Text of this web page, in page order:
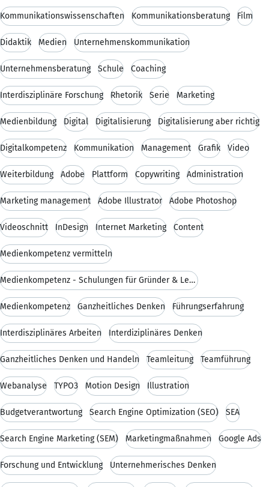
Kommunikationswissenschaften Kommunikationsberatung Film
Didaktik Medien Unternehmenskommunikation
Unternehmensberatung Schule Coaching
Interdisziplinäre Forschung Rhetorik Serie Marketing
Medienbildung Digital Digitalisierung Digitalisierung aber richtig
Digitalkompetenz Kommunikation Management Grafik Video
Weiterbildung Adobe Plattform Copywriting Administration
Marketing management Adobe Illustrator Adobe Photoshop
Videoschnitt InDesign Internet Marketing Content
Medienkompetenz vermitteln
Medienkompetenz - Schulungen für Gründer & Lehrer
Medienkompetenz Ganzheitliches Denken Führungserfahrung
Interdisziplinäres Arbeiten Interdiziplinäres Denken
Ganzheitliches Denken und Handeln Teamleitung Teamführung
Webanalyse TYPO3 Motion Design Illustration
Budgetverantwortung Search Engine Optimization (SEO) SEA
Search Engine Marketing (SEM) Marketingmaßnahmen Google Ads
Forschung und Entwicklung Unternehmerisches Denken